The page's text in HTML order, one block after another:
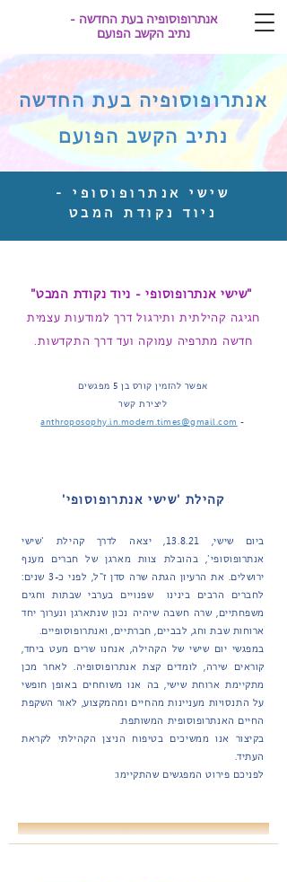
אנתרופוסופיה בעת החדשה -
נתיב הקשב הפועם
אנתרופוסופיה בעת החדשה
נתיב הקשב הפועם
שישי אנתרופוסופי -
ניוד נקודת המבט
"שישי אנתרופוסופי - ניוד נקודת המבט"
חגיגה קהילתית ותירגול דרך למודעות עצמית
חדשה מתרפיה עמוקה ועד דרך התקדשות.
אפשר להזמין קורס בן 5 מפגשים
ליצירת קשר
-
anthroposophy.in.modern.times@gmail.com
קהילת 'שישי אנתרופוסופי'
ביום שישי, 13.8.21, יצאה לדרך קהילת 'שישי
אנתרופוסופי', בהובלת צוות מארגן של חברים מענף
ירושלים. את הרעיון הגתה שרה סדן ז"ל, לפני כ-3 שנים:
לחברים הרבים בינינו שפנויים בערבי שבתות וחגים
משפחתיים, שרה חשבה שיהיה נכון שנתארגן ונערוך יחד
ארוחות שבת וחג, לבביים, חברתיים, ואנתרופוסופיים.
במפגשי יום שישי של הקהילה, אנחנו שרים מעט ביחד,
קוראים שירה, לומדים קצת אנתרופוסופיה. לאחר מכן
מתקיימת ארוחת שישי, בה אנו משוחחים באופן חופשי
על התנסויות מעניינות מהחיים ומהמקצוע, לאור השקפת
החיים האנתרופוסופית המשותפת.
בקיצור אנו ממשיכים בטיפוח הניצן הקהילתי לקראת
העתיד.
לפניכם פירוט המפגשים שהתקיימו: